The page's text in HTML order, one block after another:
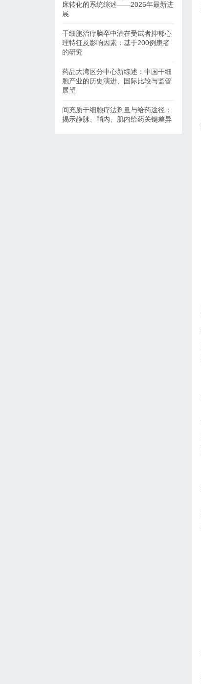
床转化的系统综述——2026年最新进
展
干细胞治疗脑卒中潜在受试者抑郁心
理特征及影响因素：基于200例患者
的研究
药品大湾区分中心新综述：中国干细
胞产业的历史演进、国际比较与监管
展望
间充质干细胞疗法剂量与给药途径：
揭示静脉、鞘内、肌内给药关键差异